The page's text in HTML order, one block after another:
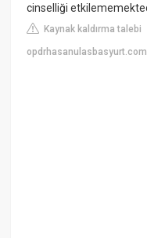
cinselliği
Kaynak kaldırma talebi
opdrhasanulasbasyurt.com